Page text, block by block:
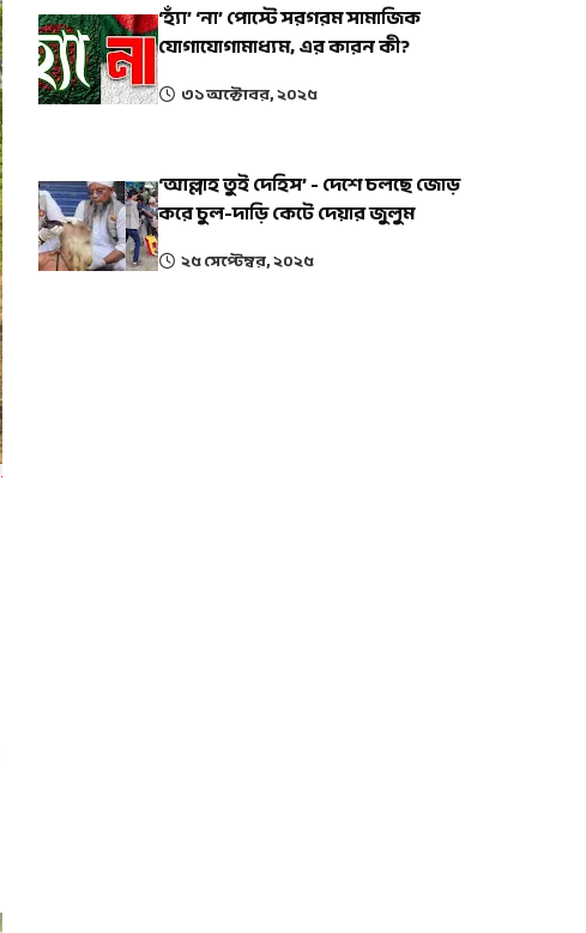
‘হ্যাঁ’ ‘না’ পোস্টে সরগরম সামাজিক
যোগাযোগামাধ্যম, এর কারন কী?
৩১ অক্টোবর, ২০২৫
‘আল্লাহ তুই দেহিস’ - দেশে চলছে জোড়
করে চুল-দাড়ি কেটে দেয়ার জুলুম
২৫ সেপ্টেম্বর, ২০২৫